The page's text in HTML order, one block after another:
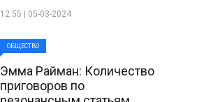
12:55 | 05-03-2024
ОБЩЕСТВО
Эмма Райман: Количество
приговоров по